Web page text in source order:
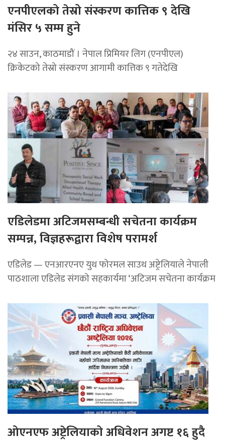
एनपीएलको तेस्रो संस्करण कात्तिक ९ देखि
मंसिर ५ सम्म हुने
२४ साउन, काठमाडौं । नेपाल प्रिमियर लिग (एनपीएल)
क्रिकेटको तेस्रो संस्करण आगामी कात्तिक ९ गतेदेखि
एडिलेडमा अटिजमसम्बन्धी सचेतना कार्यक्रम
सम्पन्न, विज्ञहरूद्वारा विशेष परामर्श
एडिलेड — एनआरएनए युथ फोरमल साउथ अष्ट्रेलियाले नेपाली
पाठशाला एडिलेड संगको सहकार्यमा ‘अटिजम सचेतना कार्यक्रम
ओएनएफ अष्ट्रेलियाको अधिवेशन अगष्ट १६ हुदै